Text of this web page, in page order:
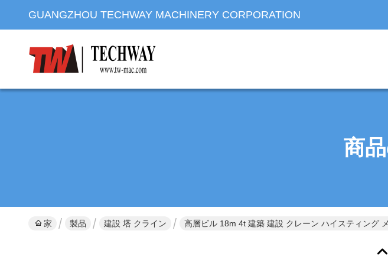
GUANGZHOU TECHWAY MACHINERY CORPORATION
商
家 製品 建設 塔 クライン 高層ビル 18m 4t 建築 建設 クレーン ハイスティング